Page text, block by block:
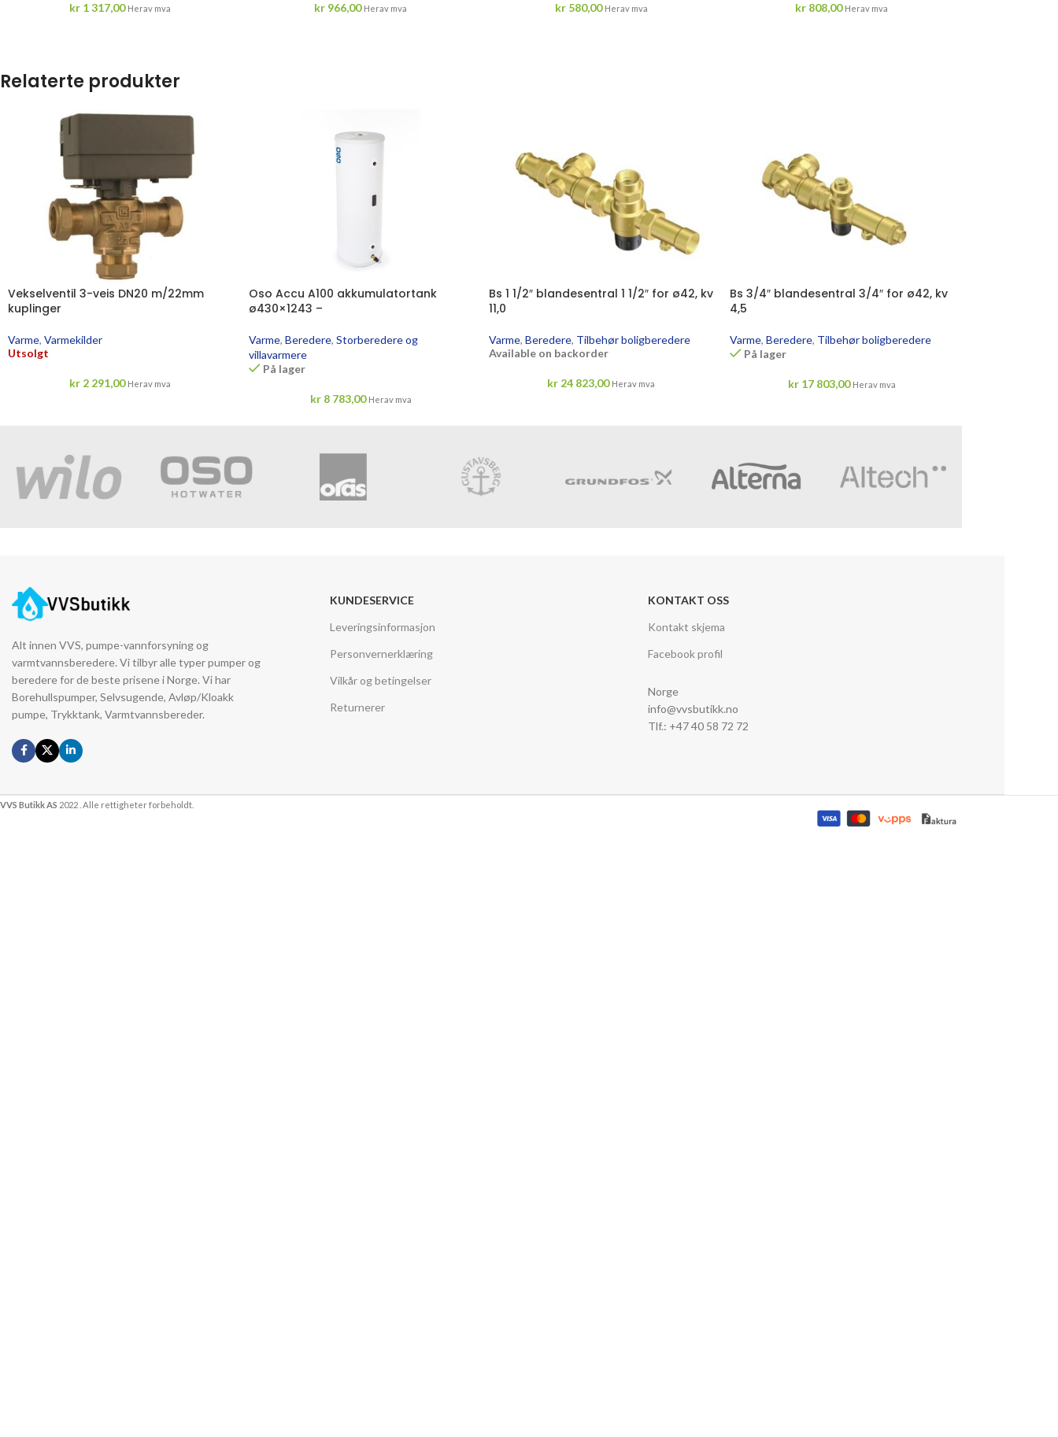
kr 1 317,00 Herav mva kr 966,00 Herav mva kr580,00 Herav mva kr 808,00 Herav mva
Relaterte produkter
Vekselventil 3-veis DN20 m/22mm
kuplinger
Varme, Varmekilder
Utsolgt
kr 2 291,00 Herav mva
Oso Accu A100 akkumulatortank
ø430×1243 –
Varme, Beredere, Storberedere og
villavarmere
På lager
kr8 783,00 Herav mva
Bs 1 1/2″ blandesentral 1 1/2″ for ø42, kv
11,0
Varme, Beredere, Tilbehør boligberedere
Available on backorder
kr 24 823,00 Herav mva
Bs 3/4″ blandesentral 3/4″ for ø42, kv
4,5
Varme, Beredere, Tilbehør boligberedere
På lager
kr17 803,00 Herav mva
Alt innen VVS, pumpe-vannforsyning og
varmtvannsberedere. Vi tilbyr alle typer pumper og
beredere for de beste prisene i Norge. Vi har
Borehullspumper, Selvsugende, Avløp/Kloakk
pumpe, Trykktank, Varmtvannsbereder.
KUNDESERVICE
Leveringsinformasjon
Personvernerklæring
Vilkår og betingelser
Returnerer
KONTAKT OSS
Kontakt skjema
Facebook profil
Norge
info@vvsbutikk.no
Tlf.: +47 40 58 72 72
VVS Butikk AS 2022 . Alle rettigheter forbeholdt.